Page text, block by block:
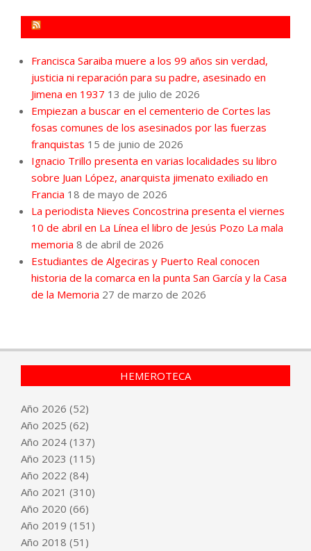
Francisca Saraiba muere a los 99 años sin verdad,
justicia ni reparación para su padre, asesinado en
Jimena en 1937 13 de julio de 2026
Empiezan a buscar en el cementerio de Cortes las
fosas comunes de los asesinados por las fuerzas
franquistas 15 de junio de 2026
Ignacio Trillo presenta en varias localidades su libro
sobre Juan López, anarquista jimenato exiliado en
Francia 18 de mayo de 2026
La periodista Nieves Concostrina presenta el viernes
10 de abril en La Línea el libro de Jesús Pozo La mala
memoria 8 de abril de 2026
Estudiantes de Algeciras y Puerto Real conocen
historia de la comarca en la punta San García y la Casa
de la Memoria 27 de marzo de 2026
HEMEROTECA
Año 2026 (52)
Año 2025 (62)
Año 2024 (137)
Año 2023 (115)
Año 2022 (84)
Año 2021 (310)
Año 2020 (66)
Año 2019 (151)
Año 2018 (51)